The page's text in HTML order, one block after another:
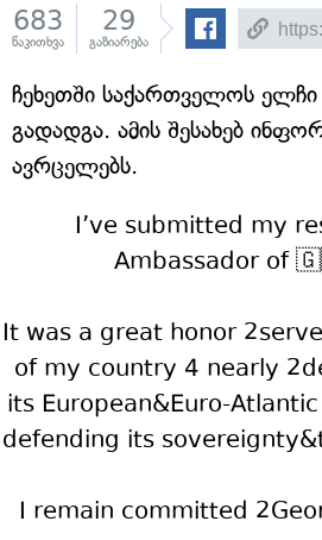
683
წაკითხვა
29
გაზიარება
ჩეხეთში საქართველოს ელჩი
გადადგა. ამის შესახებ
ავრცელებს.
I’ve submitted my
Ambassador
It was a great honor
of my country 4 nearly
its European&Euro-
defending its
I remain committed